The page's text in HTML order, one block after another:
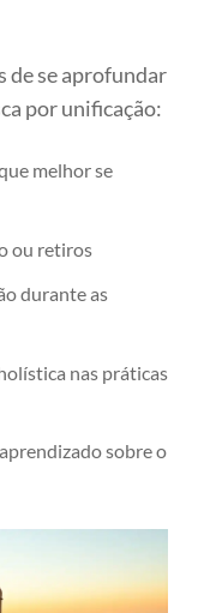
de se aprofundar
por unificação:
melhor se
ou retiros
durante as
nas práticas
sobre o